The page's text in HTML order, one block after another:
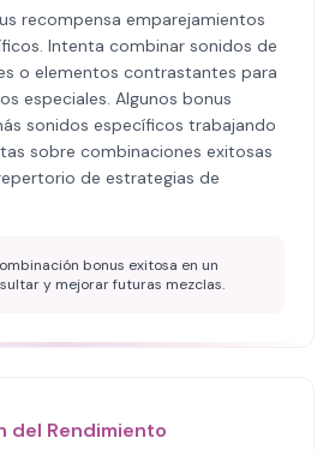
recompensa emparejamientos
Intenta combinar sonidos de
o elementos contrastantes para
especiales. Algunos bonus
sonidos específicos trabajando
sobre combinaciones exitosas
de estrategias de
bonus exitosa en un
y mejorar futuras mezclas.
del Rendimiento